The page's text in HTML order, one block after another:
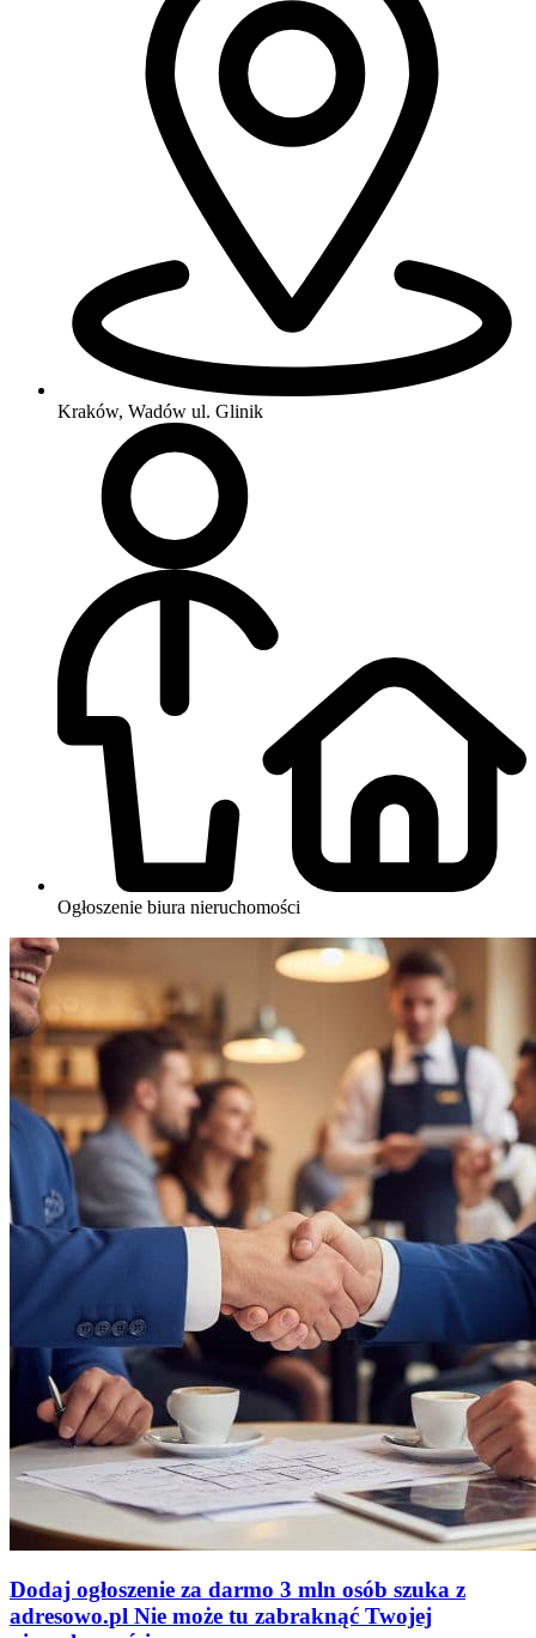
Kraków, Wadów ul. Glinik
Ogłoszenie biura nieruchomości
Dodaj ogłoszenie za darmo 3 mln osób szuka z
adresowo.pl Nie może tu zabraknąć Twojej